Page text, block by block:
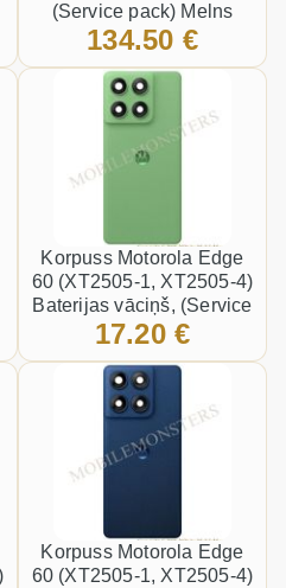
(Service pack) Melns
134.50 €
Korpuss Motorola Edge
60 (XT2505-1, XT2505-4)
Baterijas vāciņš, (Service
pack) Zaļš
17.20 €
Korpuss Motorola Edge
60 (XT2505-1, XT2505-4)